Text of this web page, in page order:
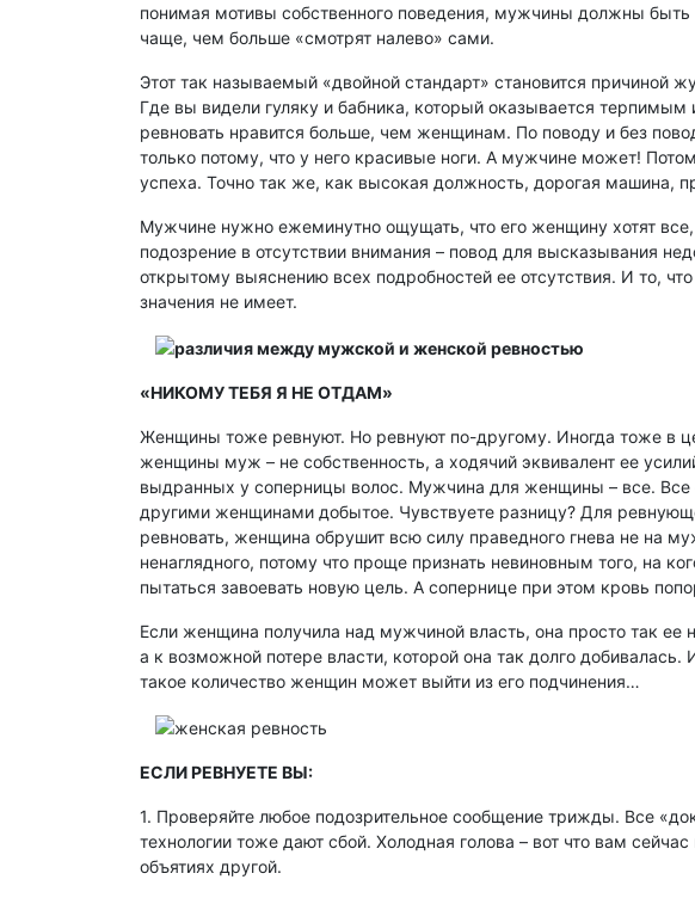
понимая мотивы собственного поведения, мужчины должны
чаще, чем больше «смотрят налево» сами.
Этот так называемый «двойной стандарт» становится причиной
Где вы видели гуляку и бабника, который оказывается
ревновать нравится больше, чем женщинам. По поводу и без
только потому, что у него красивые ноги. А мужчине может!
успеха. Точно так же, как высокая должность, дорогая машина,
Мужчине нужно ежеминутно ощущать, что его женщину хотят
подозрение в отсутствии внимания – повод для высказывания
открытому выяснению всех подробностей ее отсутствия. И то,
значения не имеет.
«НИКОМУ ТЕБЯ Я НЕ ОТДАМ»
Женщины тоже ревнуют. Но ревнуют по-другому. Иногда тоже в
женщины муж – не собственность, а ходячий эквивалент ее
выдранных у соперницы волос. Мужчина для женщины – все.
другими женщинами добытое. Чувствуете разницу? Для
ревновать, женщина обрушит всю силу праведного гнева не на
ненаглядного, потому что проще признать невиновным того, на
пытаться завоевать новую цель. А сопернице при этом кровь
Если женщина получила над мужчиной власть, она просто так
а к возможной потере власти, которой она так долго
такое количество женщин может выйти из его подчинения…
ЕСЛИ РЕВНУЕТЕ ВЫ:
1. Проверяйте любое подозрительное сообщение трижды. Все
технологии тоже дают сбой. Холодная голова – вот что вам
объятиях другой.